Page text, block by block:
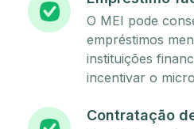
O MEI pode
empréstimos
instituições
incentivar o
Contratação